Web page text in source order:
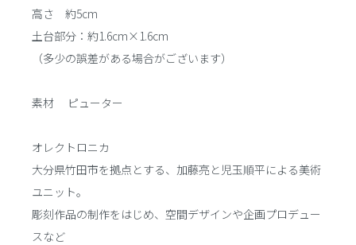
高さ 約5cm
土台部分：約1.6cm×1.6cm
（多少の誤差がある場合がございます）
素材 ピューター
オレクトロニカ
大分県竹田市を拠点とする、加藤亮と児玉順平による美術
ユニット。
彫刻作品の制作をはじめ、空間デザインや企画プロデュー
スなど